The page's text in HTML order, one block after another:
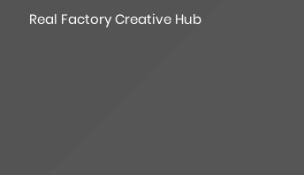
Real Factory Creative Hub